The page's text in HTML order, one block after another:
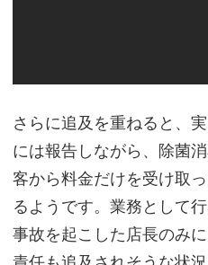
さらに追及を重ねると、
には報告しながら、除菌
客から料金だけを受け取
るようです。業務として
事故を起こした店長のみ
責任も追及されそうな状況